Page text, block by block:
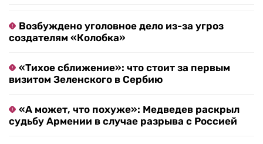
Возбуждено уголовное дело из-за угроз
создателям «Колобка»
«Тихое сближение»: что стоит за первым
визитом Зеленского в Сербию
«А может, что похуже»: Медведев раскрыл
судьбу Армении в случае разрыва с Россией